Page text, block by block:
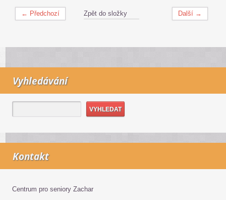
← Předchozí Další →
Zpět do složky
Vyhledávání
Kontakt
Centrum pro seniory Zachar